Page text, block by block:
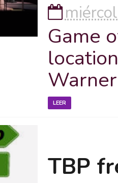
Game
LEER
TBP